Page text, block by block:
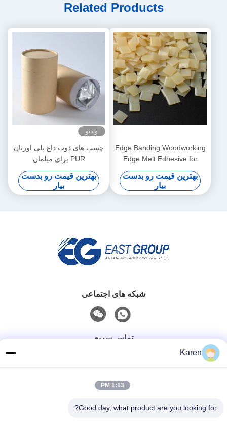
Related Products
Edge Banding Woodworking
Edge Melt Edhesive for
Automatic Banding Edhesive
بهترین قیمت رو بدست
بیار
ویدیو
چسب های ذوب داغ پلی اورتان
PUR برای مبلمان
بهترین قیمت رو بدست
بیار
شبکه های اجتماعی
تماس سریع
تلفن
karenyang@wxszzd.com
Karen
1:13 PM
Good day, what product are you looking for?